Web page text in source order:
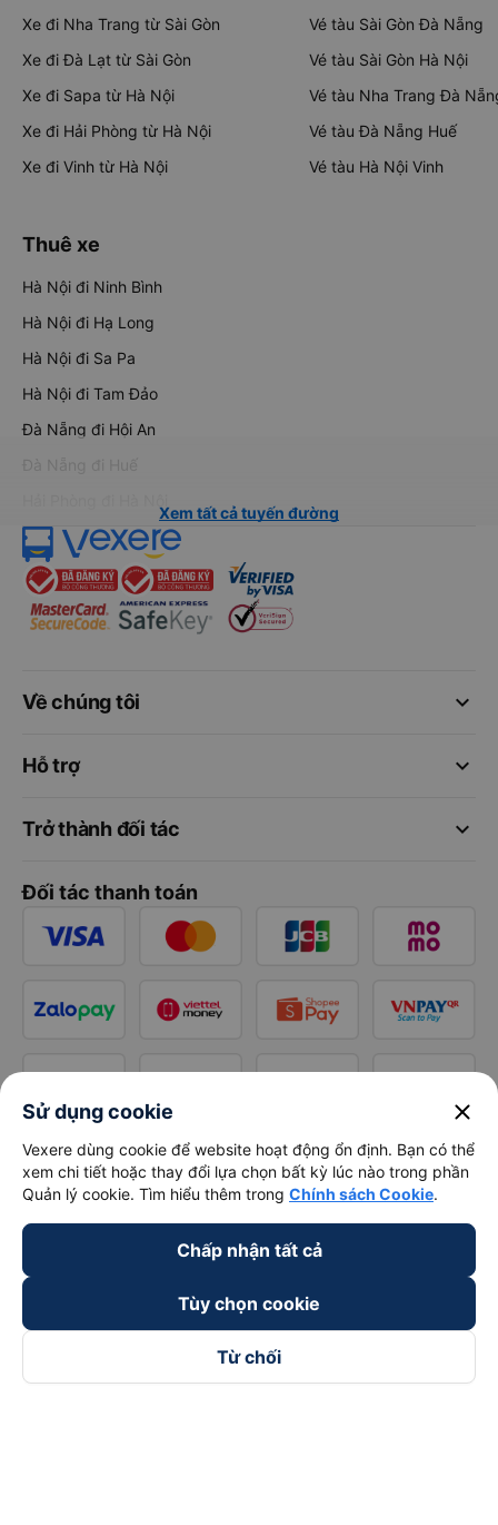
Xe đi Nha Trang từ Sài Gòn
Xe đi Đà Lạt từ Sài Gòn
Xe đi Sapa từ Hà Nội
Xe đi Hải Phòng từ Hà Nội
Xe đi Vinh từ Hà Nội
Vé tàu Sài Gòn Đà Nẵng
Vé tàu Sài Gòn Hà Nội
Vé tàu Nha Trang Đà
Vé tàu Đà Nẵng Huế
Vé tàu Hà Nội Vinh
Thuê xe
Hà Nội đi Ninh Bình
Hà Nội đi Hạ Long
Hà Nội đi Sa Pa
Hà Nội đi Tam Đảo
Đà Nẵng đi Hội An
Đà Nẵng đi Huế
Xem tất cả tuyến đường
keyboard_arrow_down
Về chúng tôi
keyboard_arrow_down
Hỗ trợ
keyboard_arrow_down
Trở thành đối tác
Đối tác thanh toán
Sử dụng cookie close
Vexere dùng cookie để website hoạt động ổn định. Bạn có thể
xem chi tiết hoặc thay đổi lựa chọn bất kỳ lúc nào trong phần
Quản lý cookie. Tìm hiểu thêm trong Chính sách Cookie.
Chấp nhận tất cả
Tùy chọn cookie
Từ chối